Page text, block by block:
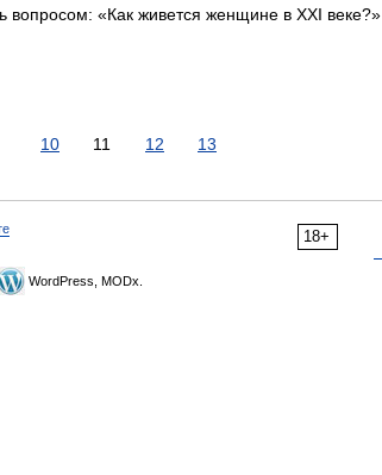
«Как живется женщине в XXI веке?»
10 11 12 13
18+
WordPress, MODx.